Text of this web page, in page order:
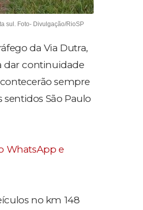
sul. Foto- Divulgação/RioSP
da Via Dutra,
dar continuidade
sempre
sentidos São Paulo
WhatsApp e
no km 148